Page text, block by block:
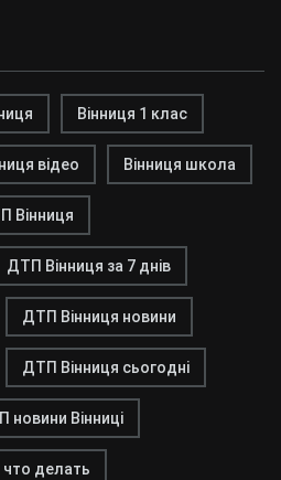
Вінниця 1 клас
відео Вінниця школа
Вінниця
ДТП Вінниця за 7 днів
ДТП Вінниця новини
ДТП Вінниця сьогодні
новини Вінниці
что делать